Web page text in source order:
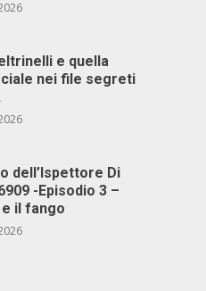
e quella
nei file segreti
dell’Ispettore Di
-Episodio 3 –
il fango